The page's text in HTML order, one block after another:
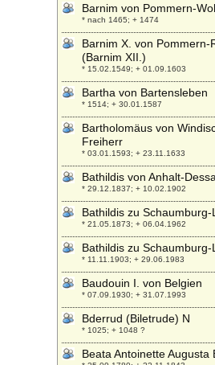
Barnim von Pommern-
* nach 1465; + 1474
Barnim X. von Pommern-
(Barnim XII.)
* 15.02.1549; + 01.09.1603
Bartha von Bartensleben
* 1514; + 30.01.1587
Bartholomäus von
Freiherr
* 03.01.1593; + 23.11.1633
Bathildis von Anhalt-
* 29.12.1837; + 10.02.1902
Bathildis zu Schaumburg-
* 21.05.1873; + 06.04.1962
Bathildis zu Schaumburg-
* 11.11.1903; + 29.06.1983
Baudouin I. von Belgien
* 07.09.1930; + 31.07.1993
Bderrud (Biletrude) N
* 1025; + 1048 ?
Beata Antoinette Augusta